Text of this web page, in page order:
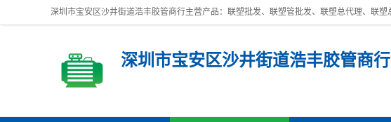
深圳市宝安区沙井街道浩丰胶管商行